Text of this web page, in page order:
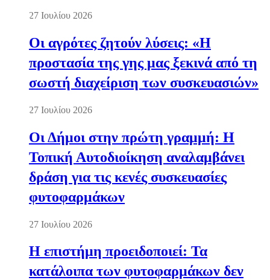
27 Ιουλίου 2026
Οι αγρότες ζητούν λύσεις: «Η
προστασία της γης μας ξεκινά από τη
σωστή διαχείριση των συσκευασιών»
27 Ιουλίου 2026
Οι Δήμοι στην πρώτη γραμμή: Η
Τοπική Αυτοδιοίκηση αναλαμβάνει
δράση για τις κενές συσκευασίες
φυτοφαρμάκων
27 Ιουλίου 2026
Η επιστήμη προειδοποιεί: Τα
κατάλοιπα των φυτοφαρμάκων δεν